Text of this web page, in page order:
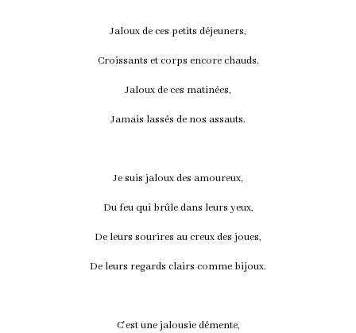
Jaloux de ces petits déjeuners,
Croissants et corps encore chauds.
Jaloux de ces matinées,
Jamais lassés de nos assauts.
Je suis jaloux des amoureux,
Du feu qui brûle dans leurs yeux,
De leurs sourires au creux des joues,
De leurs regards clairs comme bijoux.
C'est une jalousie démente,